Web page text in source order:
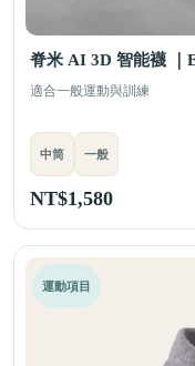
脊米 AI 3D 智能襪 ｜
適合一般運動與訓練
中筒 一般
NT$1,580
運動項目